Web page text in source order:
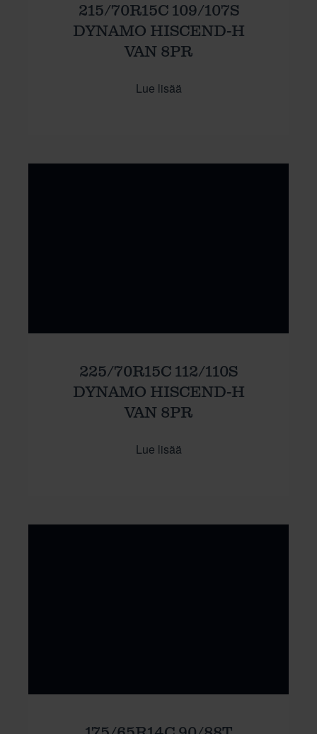
215/70R15C 109/107S
DYNAMO HISCEND-H
VAN 8PR
Lue lisää
225/70R15C 112/110S
DYNAMO HISCEND-H
VAN 8PR
Lue lisää